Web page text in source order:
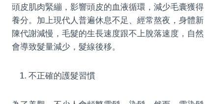
頭皮肌肉緊繃，影響頭皮的血液循環，減少毛囊獲得
養分。加上現代人普遍休息不足、經常熬夜，身體新
陳代謝減慢，毛髮的生長速度跟不上脫落速度，自然
會導致髮量減少，髮線後移。
不正確的護髮習慣